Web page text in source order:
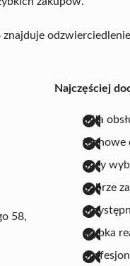
znajduje
58,
Najczęściej
miła
fachowe
duży
dobrze
szybka